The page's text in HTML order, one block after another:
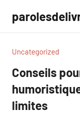
contenu
Uncategorized
Conseils
limites